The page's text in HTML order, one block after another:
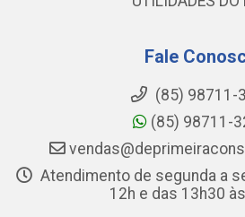
Fale
(85) 98711-
(85) 98711-
Atendimento de segunda a
12h e das 13h30